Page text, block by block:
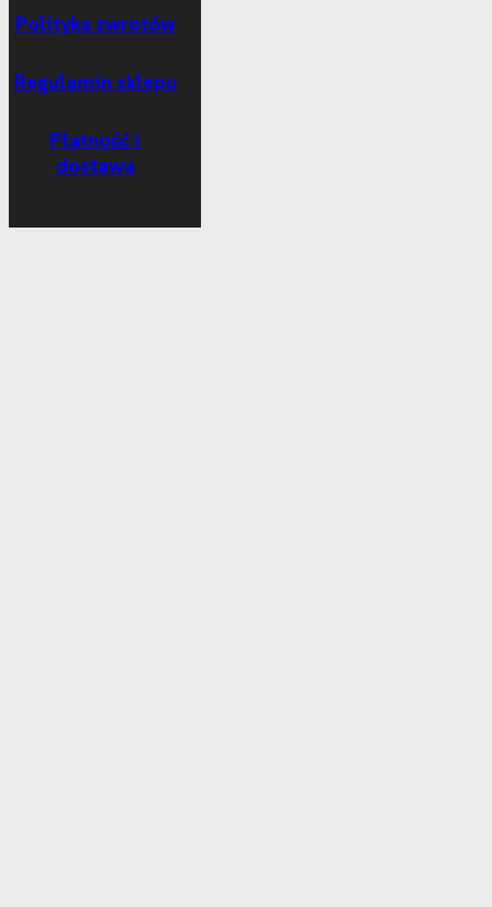
Polityka zwrotów
Regulamin sklepu
Płatność i
dostawa